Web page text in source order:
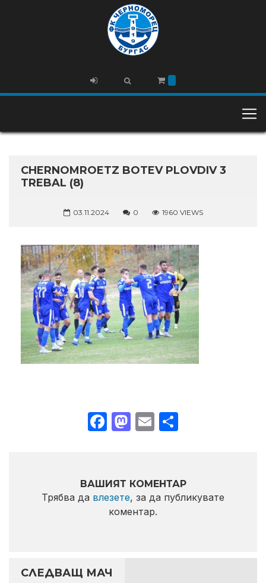
CHERNOMROETZ BOTEV PLOVDIV 3
TREBAL (8)
03.11.2024 0 1960 VIEWS
Facebook
Mastodon
Email
ВАШИЯТ КОМЕНТАР
Трябва да влезете, за да публикувате
коментар.
СЛЕДВАЩ МАЧ